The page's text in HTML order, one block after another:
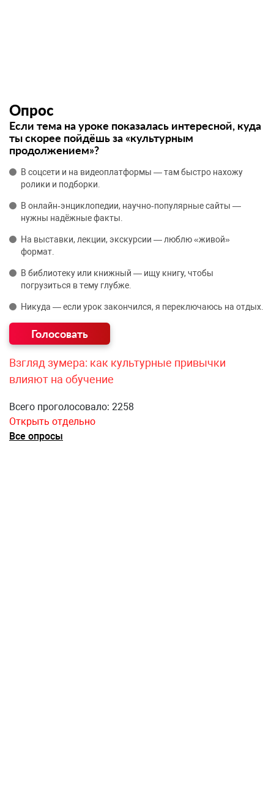
Опрос
Если тема на уроке показалась интересной, куда
ты скорее пойдёшь за «культурным
продолжением»?
В соцсети и на видеоплатформы — там быстро нахожу
ролики и подборки.
В онлайн‑энциклопедии, научно‑популярные сайты —
нужны надёжные факты.
На выставки, лекции, экскурсии — люблю «живой»
формат.
В библиотеку или книжный — ищу книгу, чтобы
погрузиться в тему глубже.
Никуда — если урок закончился, я переключаюсь на отдых.
Взгляд зумера: как культурные привычки
влияют на обучение
Всего проголосовало: 2258
Открыть отдельно
Все опросы